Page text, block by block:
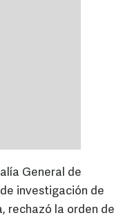
General de
investigación de
rechazó la orden de